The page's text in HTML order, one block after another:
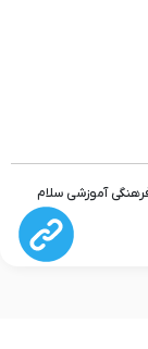
آموزشی سلام